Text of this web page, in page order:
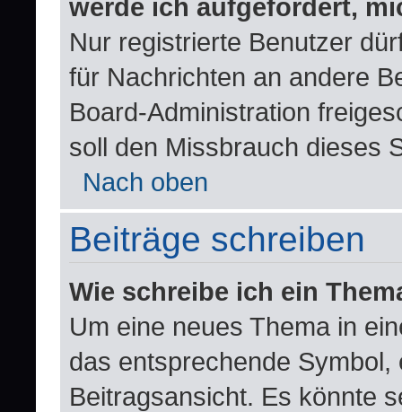
werde ich aufgefordert,
Nur registrierte Benutzer
für Nachrichten an andere
Board-Administration
soll den Missbrauch dieses
Nach oben
Beiträge schreiben
Wie schreibe ich ein
Um eine neues Thema in
das entsprechende
Beitragsansicht. Es könnte